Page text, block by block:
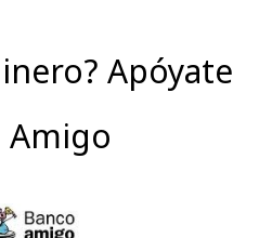
Apóyate
Amigo